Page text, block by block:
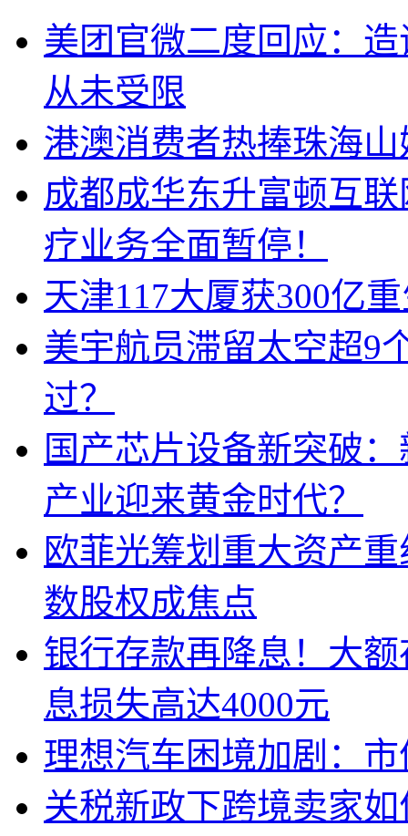
美团官微二度回应：
从未受限
港澳消费者热捧珠海
成都成华东升富顿互
疗业务全面暂停！
天津117大厦获300亿
美宇航员滞留太空超9
过？
国产芯片设备新突破
产业迎来黄金时代？
欧菲光筹划重大资产
数股权成焦点
银行存款再降息！大
息损失高达4000元
理想汽车困境加剧：
关税新政下跨境卖家